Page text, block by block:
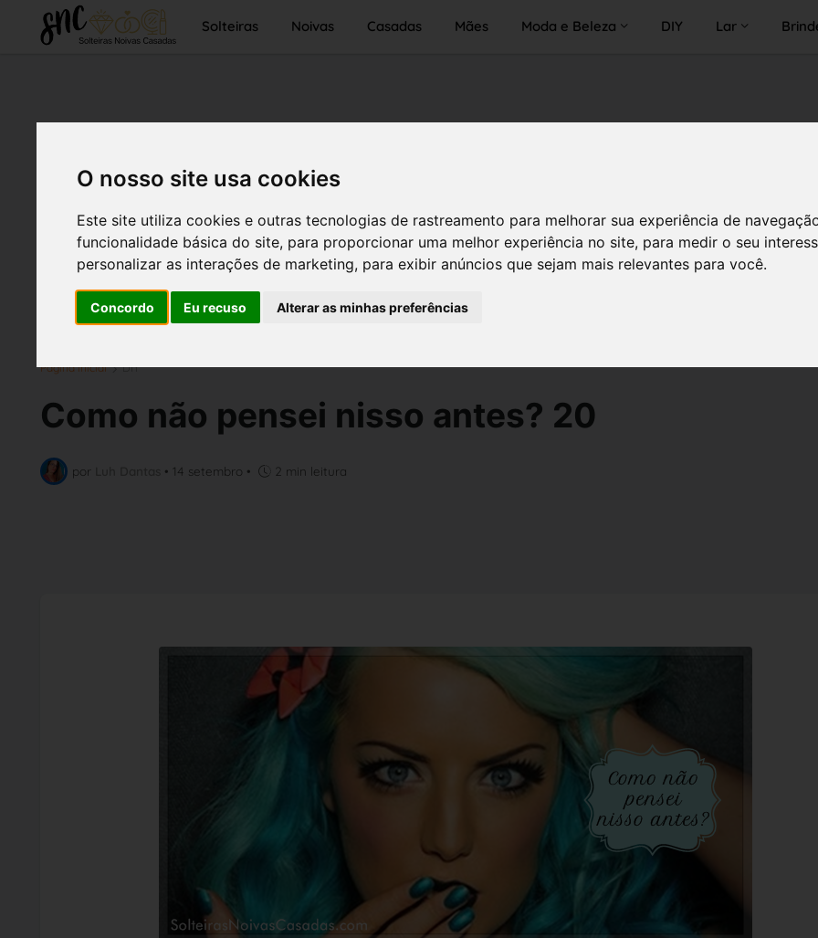
O nosso site usa cookies
Este site utiliza cookies e outras tecnologias de rastreamento para melhorar sua experiência de
funcionalidade básica do site, para proporcionar uma melhor experiência no site, para medir o seu
personalizar as interações de marketing, para exibir anúncios que sejam mais relevantes para você.
Concordo Eu recuso Alterar as minhas preferências
Solteiras Noivas Casadas Mães Moda e Beleza DIY Lar
Página inicial DIY
Como não pensei nisso antes? 20
por • 14 setembro • 2 min leitura